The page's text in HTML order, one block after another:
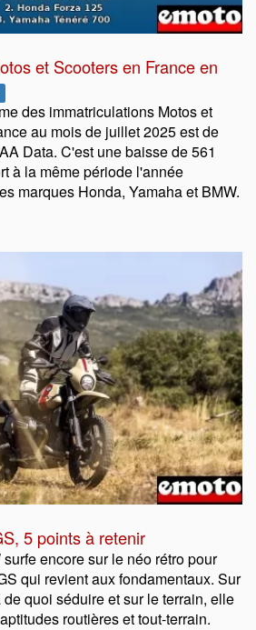
et Scooters en France en
des immatriculations Motos et
au mois de juillet 2025 est de
Data. C'est une baisse de 561
à la même période l'année
marques Honda, Yamaha et BMW.
5 points à retenir
surfe encore sur le néo rétro pour
qui revient aux fondamentaux. Sur
quoi séduire et sur le terrain, elle
routières et tout-terrain.